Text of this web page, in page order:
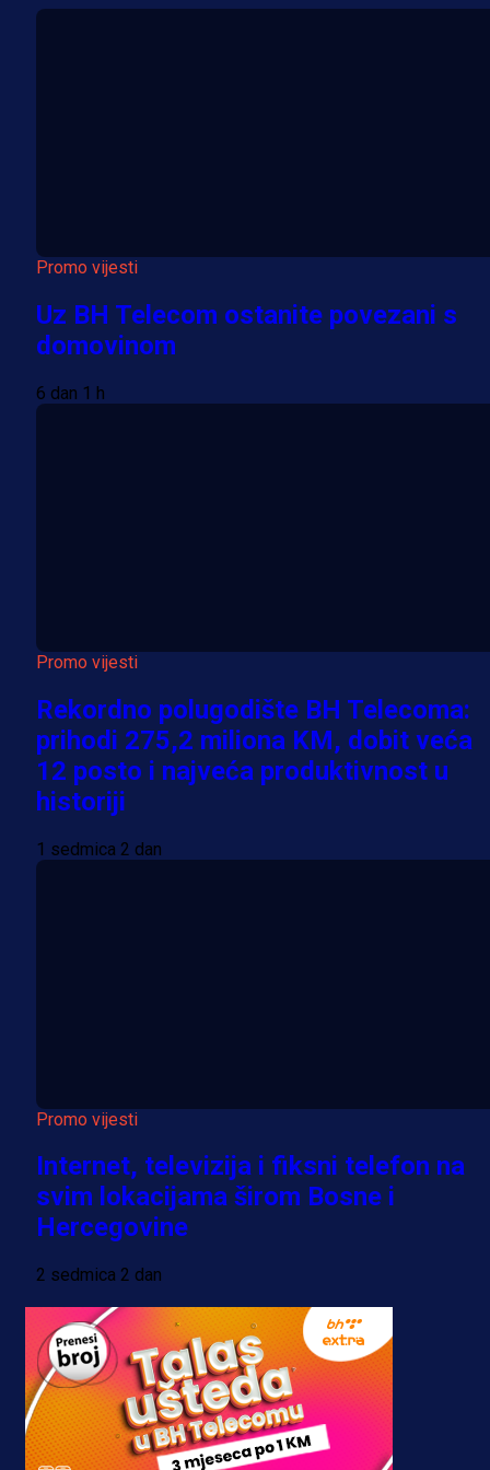
Promo vijesti
Uz BH Telecom ostanite povezani s
domovinom
6 dan 1 h
Promo vijesti
Rekordno polugodište BH Telecoma:
prihodi 275,2 miliona KM, dobit veća
12 posto i najveća produktivnost u
historiji
1 sedmica 2 dan
Promo vijesti
Internet, televizija i fiksni telefon na
svim lokacijama širom Bosne i
Hercegovine
2 sedmica 2 dan